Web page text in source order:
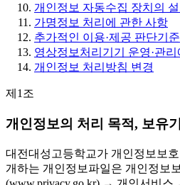
개인정보 자동수집 장치의
가명정보 처리에 관한 사항
추가적인 이용·제공 판단기준
영상정보처리기기 운영·관
개인정보 처리방침 변경
제1조
개인정보의 처리 목적, 보유
대전대성고등학교가 개인정보보
개하는 개인정보파일은 개인정보